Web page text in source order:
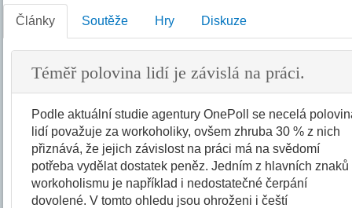
Články Soutěže Hry Diskuze
Téměř polovina lidí je závislá na práci.
Podle aktuální studie agentury OnePoll se necelá
lidí považuje za workoholiky, ovšem zhruba 30 % z nich
přiznává, že jejich závislost na práci má na svědomí
potřeba vydělat dostatek peněz. Jedním z hlavních znaků
workoholismu je například i nedostatečné čerpání
dovolené. V tomto ohledu jsou ohroženi i čeští